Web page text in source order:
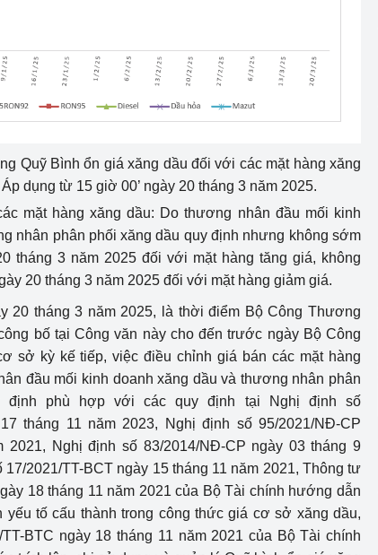
Quỹ Bình ổn giá xăng dầu đối với các mặt hàng xăng
dụng từ 15 giờ 00’ ngày 20 tháng 3 năm 2025.
mặt hàng xăng dầu: Do thương nhân đầu mối kinh
nhân phân phối xăng dầu quy định nhưng không sớm
tháng 3 năm 2025 đối với mặt hàng tăng giá, không
20 tháng 3 năm 2025 đối với mặt hàng giảm giá.
20 tháng 3 năm 2025, là thời điểm Bộ Công Thương
bố tại Công văn này cho đến trước ngày Bộ Công
sở kỳ kế tiếp, việc điều chỉnh giá bán các mặt hàng
đầu mối kinh doanh xăng dầu và thương nhân phân
định phù hợp với các quy định tại Nghị định số
tháng 11 năm 2023, Nghị định số 95/2021/NĐ-CP
2021, Nghị định số 83/2014/NĐ-CP ngày 03 tháng 9
17/2021/TT-BCT ngày 15 tháng 11 năm 2021, Thông tư
18 tháng 11 năm 2021 của Bộ Tài chính hướng dẫn
yếu tố cấu thành trong công thức giá cơ sở xăng dầu,
BTC ngày 18 tháng 11 năm 2021 của Bộ Tài chính